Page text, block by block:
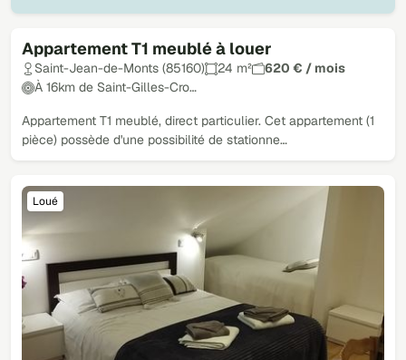
Appartement T1 meublé à louer
Loué
Saint-Jean-de-Monts (85160) 24 m²
620 € / mois
À 16km de Saint-Gilles-Cro…
Appartement T1 meublé, direct particulier. Cet appartement (1
pièce) possède d'une possibilité de stationne…
Loué